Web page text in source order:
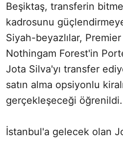
Beşiktaş, transferin
kadrosunu
Siyah-beyazlılar,
Nothingam Forest'in
Jota Silva'yı transfer
satın alma opsiyonlu
gerçekleşeceği öğrenildi.
İstanbul'a gelecek olan